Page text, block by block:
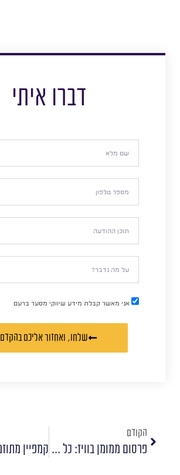
דברו איתי
אני מאשר קבלת מידע שיווקי מסער ברעם
שלחו, ואחזור אליכם בהקדם
הקודם
פרסום ממומן בוויז: כל האפשרויות